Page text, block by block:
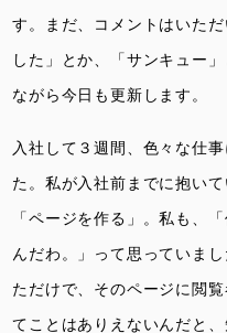
す。まだ、コメントはいた
した」とか、「サンキュー
ながら今日も更新します。
入社して３週間、色々な仕
た。私が入社前までに抱い
「ページを作る」。私も、
んだわ。」って思っていま
ただけで、そのページに閲
てことはありえないんだと